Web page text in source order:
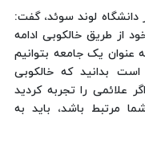
لوند سوئد، گفت:
از طریق خالکوبی ادامه
عنوان یک جامعه بتوانیم
بدانید که خالکوبی
علائمی را تجربه کردید
مرتبط باشد، باید به